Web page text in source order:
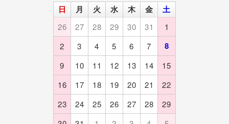
日 月 火 水 木 金 土
26 27 28 29 30 31
1
2
3 4 5 6 7 8
9 10 11 12 13 14
15
16
17 18 19 20 21
22
23
24 25 26 27 28
29